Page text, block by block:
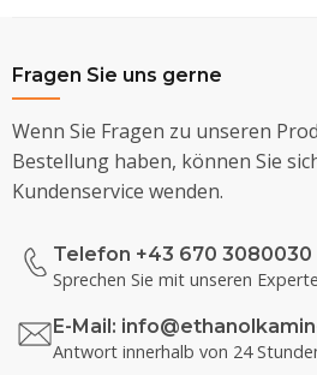
Fragen Sie uns gerne
Wenn Sie Fragen zu unseren
Bestellung haben, können Sie
Kundenservice wenden.
Telefon +43 670 3080030
Sprechen Sie mit unseren
E-Mail:
Antwort innerhalb von 24